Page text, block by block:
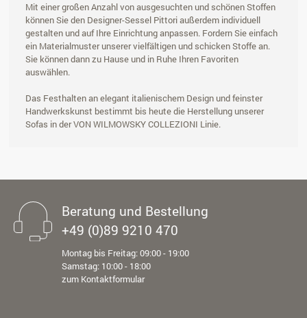
Mit einer großen Anzahl von ausgesuchten und schönen Stoffen
können Sie den Designer-Sessel Pittori außerdem individuell
gestalten und auf Ihre Einrichtung anpassen. Fordern Sie einfach
ein Materialmuster unserer vielfältigen und schicken Stoffe an.
Sie können dann zu Hause und in Ruhe Ihren Favoriten
auswählen.
Das Festhalten an elegant italienischem Design und feinster
Handwerkskunst bestimmt bis heute die Herstellung unserer
Sofas in der VON WILMOWSKY COLLEZIONI Linie.
Beratung und Bestellung
+49 (0)89 9210 470
Montag bis Freitag: 09:00 - 19:00
Samstag: 10:00 - 18:00
zum Kontaktformular